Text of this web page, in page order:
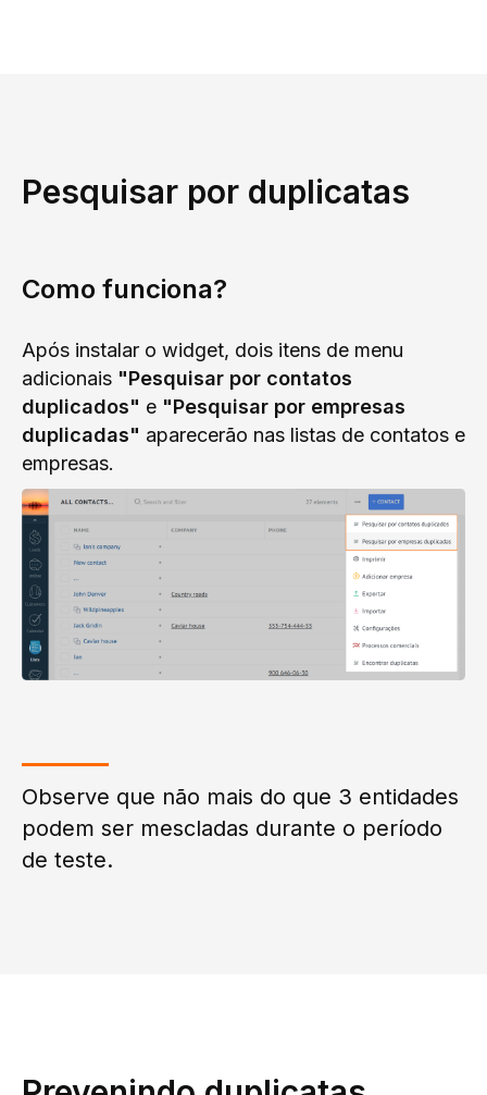
Pesquisar por duplicatas
Como funciona?
Após instalar o widget, dois itens de menu
adicionais "Pesquisar por contatos
duplicados" e "Pesquisar por empresas
duplicadas" aparecerão nas listas de contatos e
empresas.
Observe que não mais do que 3 entidades
podem ser mescladas durante o período
de teste.